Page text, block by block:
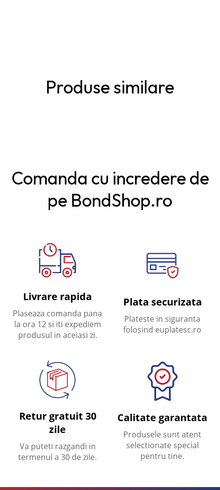
Produse similare
Comanda cu incredere de
pe BondShop.ro
Livrare rapida
Plaseaza comanda pana
la ora 12 si iti expediem
produsul in aceiasi zi.
Plata securizata
Plateste in siguranta
folosind euplatesc.ro
Retur gratuit 30
zile
Va puteti razgandi in
termenul a 30 de zile.
Calitate garantata
Produsele sunt atent
selectionate special
pentru tine.